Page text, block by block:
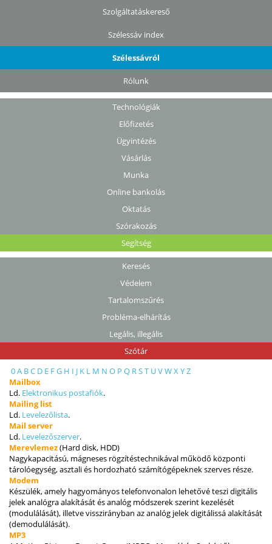
Szolgáltatáskereső
Szélessáv index
Szélessávról
Rólunk
Technológiák
Előfizetés
Ügyintézés
Vásárlás
Munka
Online bankolás
Oktatás
Szórakozás
Segítség
Keresés
Védelem
Tartalomszűrés
Probléma-elhárítás
Legális, illegális
Szótár
0A BC D E FG H I J K L M N O P Q RST UVWXYZ
Mailbox
Ld. Elektronikus postafiók.
Mailing list
Ld. Levelezőlista.
Mail server
Ld. Levelezőszerver.
Merevlemez(Hard disk, HDD)
Nagykapacitású, mágneses rögzítéstechnikával működő központi
tárolóegység, asztali és hordozható számítógépeknek szerves része.
Modem
Készülék, amely hagyományos telefonvonalon lehetővé teszi digitális
jelek analógra alakítását és analóg módszerek szerint kezelését
(modulálását), illetve visszirányban az analóg jelek digitálissá alakítását
(demodulálását).
MP3